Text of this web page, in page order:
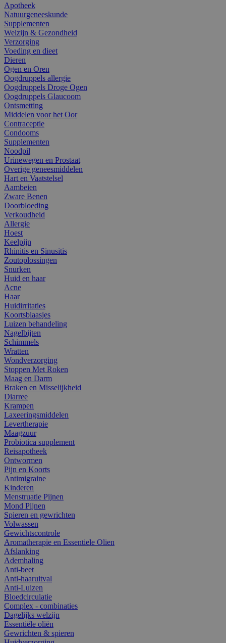
Apotheek
Natuurgeneeskunde
Supplementen
Welzijn & Gezondheid
Verzorging
Voeding en dieet
Dieren
Ogen en Oren
Oogdruppels allergie
Oogdruppels Droge Ogen
Oogdruppels Glaucoom
Ontsmetting
Middelen voor het Oor
Contraceptie
Condooms
Supplementen
Noodpil
Urinewegen en Prostaat
Overige geneesmiddelen
Hart en Vaatstelsel
Aambeien
Zware Benen
Doorbloeding
Verkoudheid
Allergie
Hoest
Keelpijn
Rhinitis en Sinusitis
Zoutoplossingen
Snurken
Huid en haar
Acne
Haar
Huidirritaties
Koortsblaasjes
Luizen behandeling
Nagelbijten
Schimmels
Wratten
Wondverzorging
Stoppen Met Roken
Maag en Darm
Braken en Misselijkheid
Diarree
Krampen
Laxeeringsmiddelen
Levertherapie
Maagzuur
Probiotica supplement
Reisapotheek
Ontwormen
Pijn en Koorts
Antimigraine
Kinderen
Menstruatie Pijnen
Mond Pijnen
Spieren en gewrichten
Volwassen
Gewichtscontrole
Aromatherapie en Essentiele Olien
Afslanking
Ademhaling
Anti-beet
Anti-haaruitval
Anti-Luizen
Bloedcirculatie
Complex - combinaties
Dagelijks welzijn
Essentiële oliën
Gewrichten & spieren